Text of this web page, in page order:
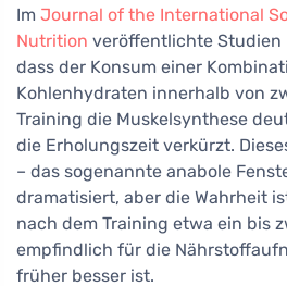
Im Journal of the International
Nutrition veröffentlichte
dass der Konsum einer
Kohlenhydraten innerhalb von
Training die Muskelsynthese
die Erholungszeit verkürzt.
– das sogenannte anabole
dramatisiert, aber die Wahrheit
nach dem Training etwa ein bis
empfindlich für die
früher besser ist.